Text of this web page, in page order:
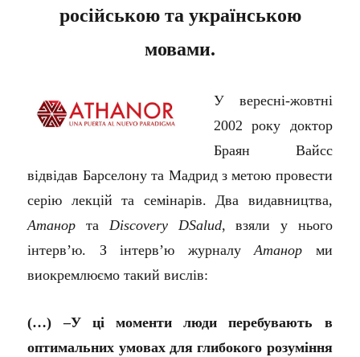
російською та українською
мовами.
У вересні-жовтні
2002 року доктор
Браян Вайсс
відвідав Барселону та Мадрид з метою провести
серію лекцій та семінарів. Два видавництва,
Атанор та Discovery DSalud, взяли у нього
інтерв’ю. З інтерв’ю журналуАтанор ми
виокремлюємо такий вислів:
(…) –У ці моменти люди перебувають в
оптимальних умовах для глибокого розуміння